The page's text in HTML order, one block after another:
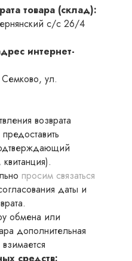
товара (склад):
с/с 26/4
интернет-
ул.
возврата
просим связаться
даты и
обмена или
дополнительная